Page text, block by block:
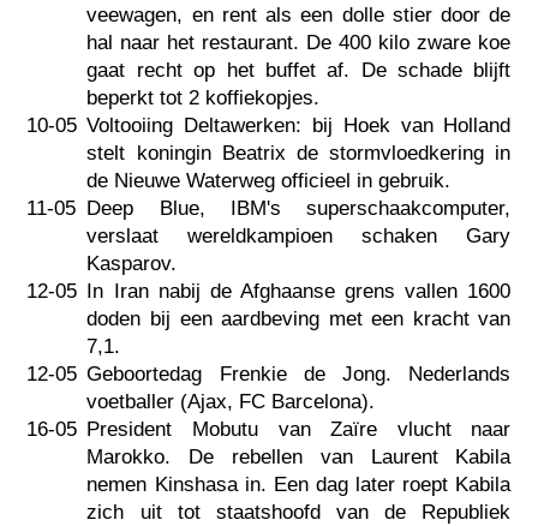
veewagen, en rent als een dolle stier door de
hal naar het restaurant. De 400 kilo zware koe
gaat recht op het buffet af. De schade blijft
beperkt tot 2 koffiekopjes.
10-05 Voltooiing Deltawerken: bij Hoek van Holland
stelt koningin Beatrix de stormvloedkering in
de Nieuwe Waterweg officieel in gebruik.
11-05 Deep Blue, IBM's superschaakcomputer,
verslaat wereldkampioen schaken Gary
Kasparov.
12-05 In Iran nabij de Afghaanse grens vallen 1600
doden bij een aardbeving met een kracht van
7,1.
12-05 Geboortedag Frenkie de Jong. Nederlands
voetballer (Ajax, FC Barcelona).
16-05 President Mobutu van Zaïre vlucht naar
Marokko. De rebellen van Laurent Kabila
nemen Kinshasa in. Een dag later roept Kabila
zich uit tot staatshoofd van de Republiek